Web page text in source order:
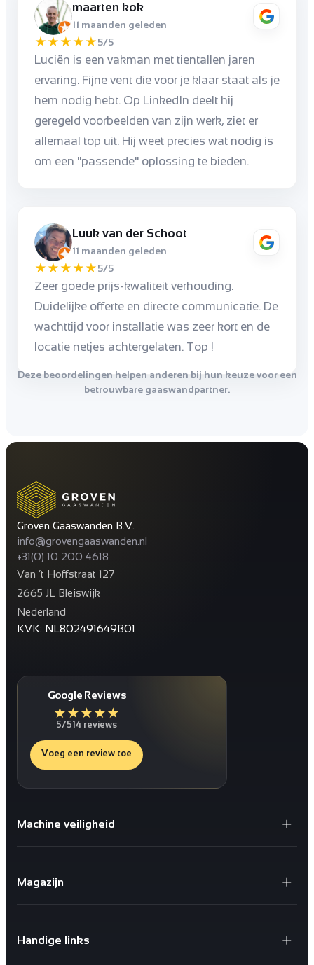
maarten kok
11 maanden geleden
★ ★ ★ ★ ★5/5
Luciën is een vakman met tientallen jaren
ervaring. Fijne vent die voor je klaar staat als je
hem nodig hebt. Op LinkedIn deelt hij
geregeld voorbeelden van zijn werk, ziet er
allemaal top uit. Hij weet precies wat nodig is
om een "passende" oplossing te bieden.
Luuk van der Schoot
11 maanden geleden
★ ★ ★ ★ ★5/5
Zeer goede prijs-kwaliteit verhouding.
Duidelijke offerte en directe communicatie. De
wachttijd voor installatie was zeer kort en de
locatie netjes achtergelaten. Top !
Deze beoordelingen helpen anderen bij hun keuze voor een
betrouwbare gaaswandpartner.
Groven Gaaswanden B.V.
info@grovengaaswanden.nl
+31(0) 10 200 4618
Van ’t Hoffstraat 127
2665 JL Bleiswijk
Nederland
KVK: NL802491649B01
Google Reviews
★ ★ ★ ★ ★
5/514 reviews
Voeg een review toe
Machine veiligheid
Deuren
Slimme accessoires
Magazijn
X-Rail® Valbeveiliging
Handige links